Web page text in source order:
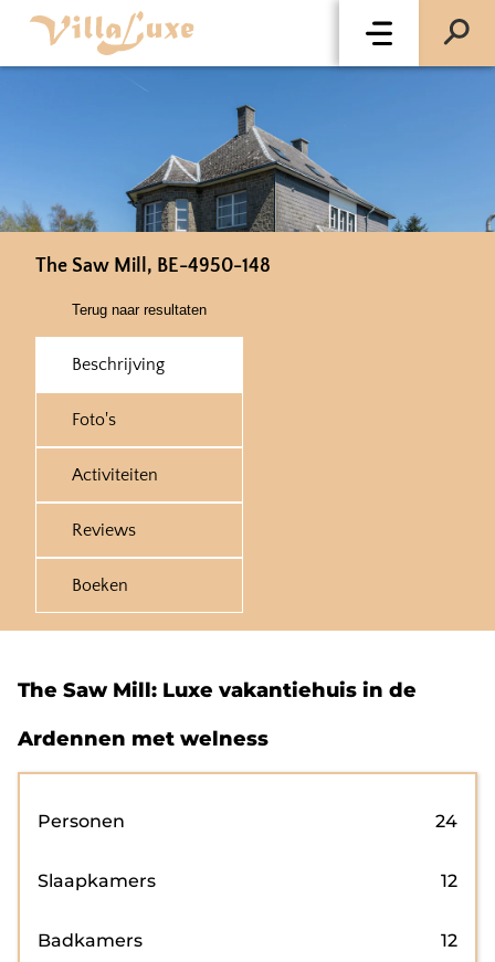
The Saw Mill, BE-4950-148
Terug naar resultaten
Beschrijving
Foto's
Activiteiten
Reviews
Boeken
The Saw Mill: Luxe vakantiehuis in de
Ardennen met welness
Personen 24
Slaapkamers 12
Badkamers 12